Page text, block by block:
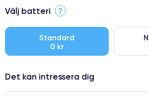
⭐ Premium
● Oklanderlig kvalitetsskärm
● Endast 5% av våra telefoner har
Välj batteri ?
Standard
0 kr
Det kan intressera dig